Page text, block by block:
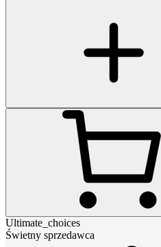
Ultimate_choices
Świetny sprzedawca